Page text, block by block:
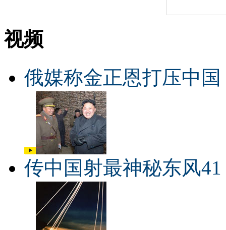
视频
俄媒称金正恩打压中国
传中国射最神秘东风41